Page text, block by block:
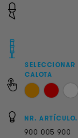
SELECCIONAR
CALOTA
NR. ARTÍCULO.
900 005 900